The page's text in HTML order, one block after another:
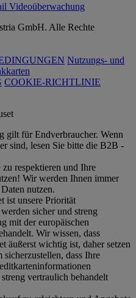
Videoüberwachung
GmbH. Alle Rechte
Nutzungs- und
COOKIE-RICHTLINIE
gilt für Endverbraucher. Wenn
sind, lesen Sie bitte die B2B -
respektieren und Ihre
Wir werden Ihnen immer
nutzen.
ist unsere Priorität
sicher und streng
mit der europäischen
Wir wissen, dass
äußerst wichtig ist, daher setzen
dass Ihre
vertraulich behandelt